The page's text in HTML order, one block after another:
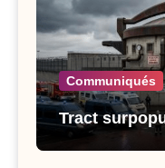
Communiqués
Tract